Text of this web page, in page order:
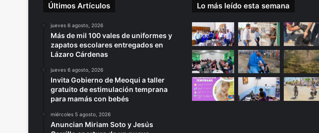
Últimos Artículos
jueves 6 agosto, 2026
Más de mil 100 vales de uniformes y
zapatos escolares entregados en
Lázaro Cárdenas
jueves 6 agosto, 2026
Invita Gobierno de Meoqui a taller
gratuito de estimulación temprana
para mamás con bebés
miércoles 5 agosto, 2026
Anuncian Miriam Soto y Jesús
Lo más leído esta semana